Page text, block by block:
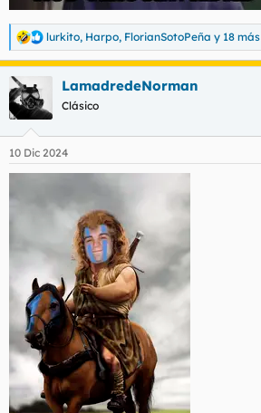
R
e
a
c
c
i
e
s
lurkito, Harpo, FlorianSotoPeña y 18 más
LamadredeNorman
Clásico
10 Dic 2024